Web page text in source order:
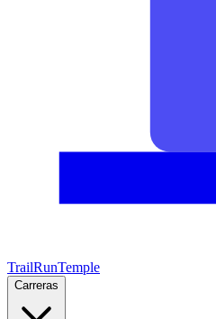
TrailRunTemple
Carreras